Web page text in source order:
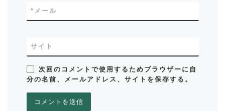
メール
*
サイト
次回のコメントで使用するためブラウザーに自
分の名前、メールアドレス、サイトを保存する。